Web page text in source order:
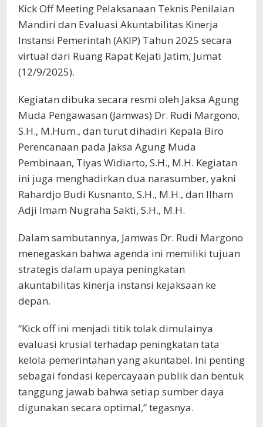
Kick Off Meeting Pelaksanaan Teknis Penilaian
Mandiri dan Evaluasi Akuntabilitas Kinerja
Instansi Pemerintah (AKIP) Tahun 2025 secara
virtual dari Ruang Rapat Kejati Jatim, Jumat
(12/9/2025).
Kegiatan dibuka secara resmi oleh Jaksa Agung
Muda Pengawasan (Jamwas) Dr. Rudi Margono,
S.H., M.Hum., dan turut dihadiri Kepala Biro
Perencanaan pada Jaksa Agung Muda
Pembinaan, Tiyas Widiarto, S.H., M.H. Kegiatan
ini juga menghadirkan dua narasumber, yakni
Rahardjo Budi Kusnanto, S.H., M.H., dan Ilham
Adji Imam Nugraha Sakti, S.H., M.H.
Dalam sambutannya, Jamwas Dr. Rudi Margono
menegaskan bahwa agenda ini memiliki tujuan
strategis dalam upaya peningkatan
akuntabilitas kinerja instansi kejaksaan ke
depan.
“Kick off ini menjadi titik tolak dimulainya
evaluasi krusial terhadap peningkatan tata
kelola pemerintahan yang akuntabel. Ini penting
sebagai fondasi kepercayaan publik dan bentuk
tanggung jawab bahwa setiap sumber daya
digunakan secara optimal,” tegasnya.